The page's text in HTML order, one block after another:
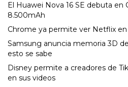
El Huawei Nova 16 SE debuta en
8.500mAh
Chrome ya permite ver Netflix
Samsung anuncia memoria 3D
esto se sabe
Disney permite a creadores de
en sus videos